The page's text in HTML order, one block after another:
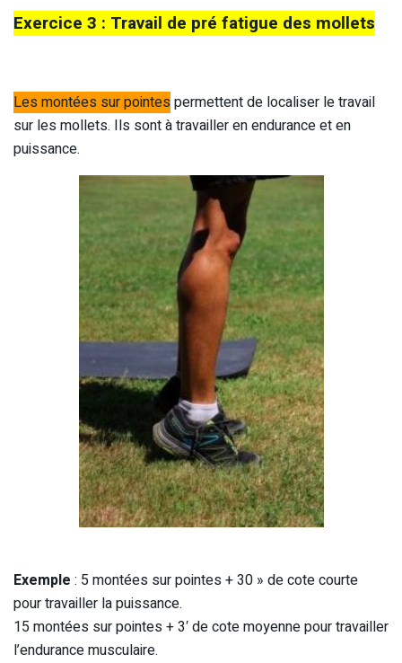
Exercice 3 : Travail de pré fatigue des mollets
Les montées sur pointespermettent de localiser le travail
sur les mollets. Ils sont à travailler en endurance et en
puissance.
Exemple : 5 montées sur pointes + 30 » de cote courte
pour travailler la puissance.
15 montées sur pointes + 3′ de cote moyenne pour travailler
l’endurance musculaire.